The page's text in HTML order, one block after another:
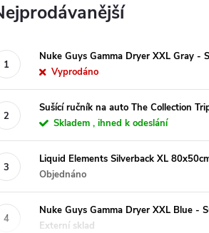
Nuke Guys Gamma Dryer XXL Gray -
Vyprodáno
Sušící ručník na auto The Collection
Skladem , ihned k odeslání
Liquid Elements Silverback XL
Objednáno
Nuke Guys Gamma Dryer XXL Blue -
Externí sklad